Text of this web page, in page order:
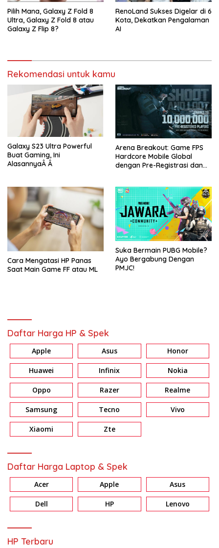
Pilih Mana, Galaxy Z Fold 8
Ultra, Galaxy Z Fold 8 atau
Galaxy Z Flip 8?
RenoLand Sukses Digelar di 6
Kota, Dekatkan Pengalaman
AI
Rekomendasi untuk kamu
Galaxy S23 Ultra Powerful
Buat Gaming, Ini
AlasannyaÂ Â
Arena Breakout: Game FPS
Hardcore Mobile Global
dengan Pre-Registrasi dan
Cara Mengatasi HP Panas
Saat Main Game FF atau ML
Suka Bermain PUBG Mobile?
Ayo Bergabung Dengan
PMJC!
Daftar Harga HP & Spek
Apple Asus Honor
Huawei Infinix Nokia
Oppo Razer Realme
Samsung Tecno Vivo
Xiaomi Zte
Daftar Harga Laptop & Spek
Acer Apple Asus
Dell HP Lenovo
HP Terbaru